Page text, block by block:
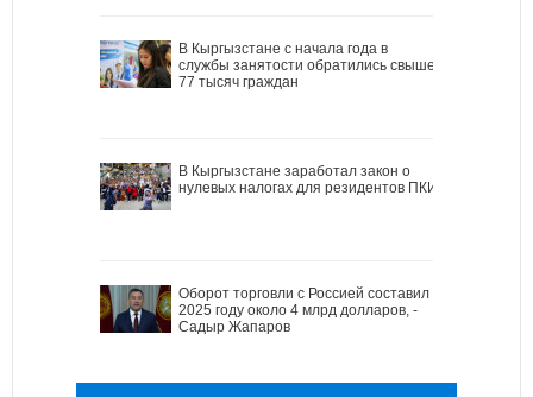
В Кыргызстане с начала года в
службы занятости обратились свыше
77 тысяч граждан
В Кыргызстане заработал закон о
нулевых налогах для резидентов ПКИ
Оборот торговли с Россией составил в
2025 году около 4 млрд долларов, -
Садыр Жапаров